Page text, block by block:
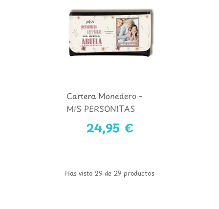
Cartera Monedero -
MIS PERSONITAS
FAVORITAS ME
LLAMAN ABUELA
24,95 €
Has visto 29 de 29 productos